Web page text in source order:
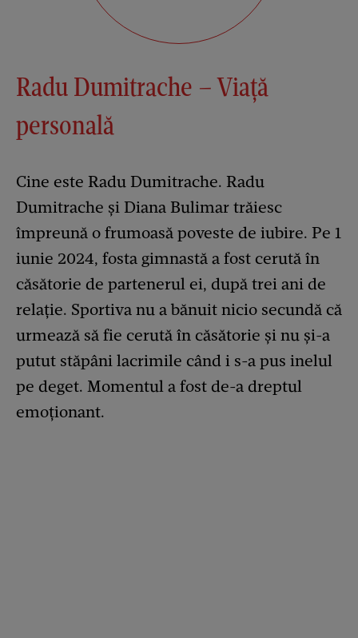
Radu Dumitrache – Viață
personală
Cine este Radu Dumitrache. Radu
Dumitrache și Diana Bulimar trăiesc
împreună o frumoasă poveste de iubire. Pe 1
iunie 2024, fosta gimnastă a fost cerută în
căsătorie de partenerul ei, după trei ani de
relație. Sportiva nu a bănuit nicio secundă că
urmează să fie cerută în căsătorie și nu și-a
putut stăpâni lacrimile când i s-a pus inelul
pe deget. Momentul a fost de-a dreptul
emoționant.